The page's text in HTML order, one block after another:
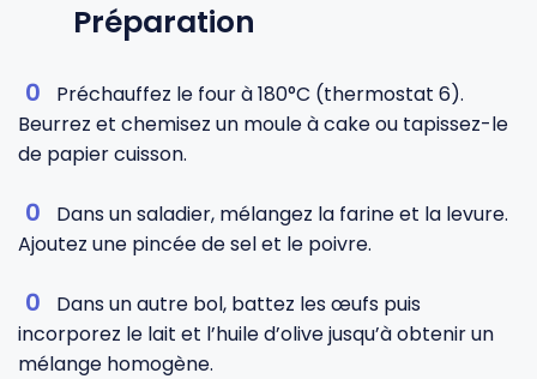
Préparation
Préchauffez le four à 180°C (thermostat 6).
Beurrez et chemisez un moule à cake ou tapissez-le
de papier cuisson.
Dans un saladier, mélangez la farine et la levure.
Ajoutez une pincée de sel et le poivre.
Dans un autre bol, battez les œufs puis
incorporez le lait et l’huile d’olive jusqu’à obtenir un
mélange homogène.